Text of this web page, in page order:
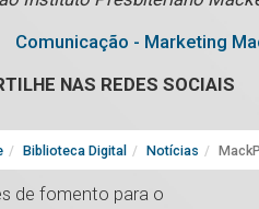
Comunicação - Marketing
NAS REDES SOCIAIS
Biblioteca Digital Notícias
de fomento para o